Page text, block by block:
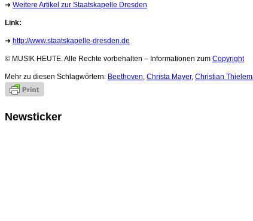
➜ Weitere Artikel zur Staatskapelle Dresden
Link:
➜ http://www.staatskapelle-dresden.de
© MUSIK HEUTE. Alle Rechte vorbehalten – Informationen zum Copyright
Mehr zu diesen Schlagwörtern: Beethoven, Christa Mayer, Christian
Newsticker